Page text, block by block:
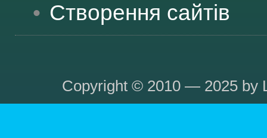
Створення сайтів
Copyright © 2010 — 2025 by